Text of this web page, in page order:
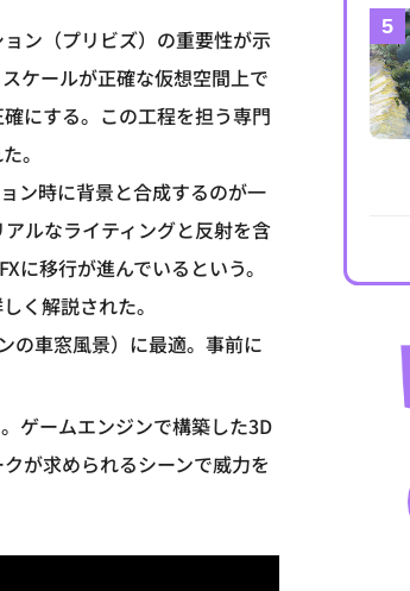
ン（プリビズ）の重要性が示
ケールが正確な仮想空間上で
にする。この工程を担う専門
。
ン時に背景と合成するのが一
ルなライティングと反射を含
に移行が進んでいるという。
く解説された。
の車窓風景）に最適。事前に
ゲームエンジンで構築した3D
が求められるシーンで威力を